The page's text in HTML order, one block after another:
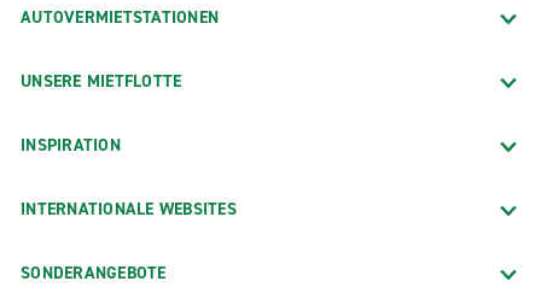
AUTOVERMIETSTATIONEN
UNSERE MIETFLOTTE
INSPIRATION
INTERNATIONALE WEBSITES
SONDERANGEBOTE